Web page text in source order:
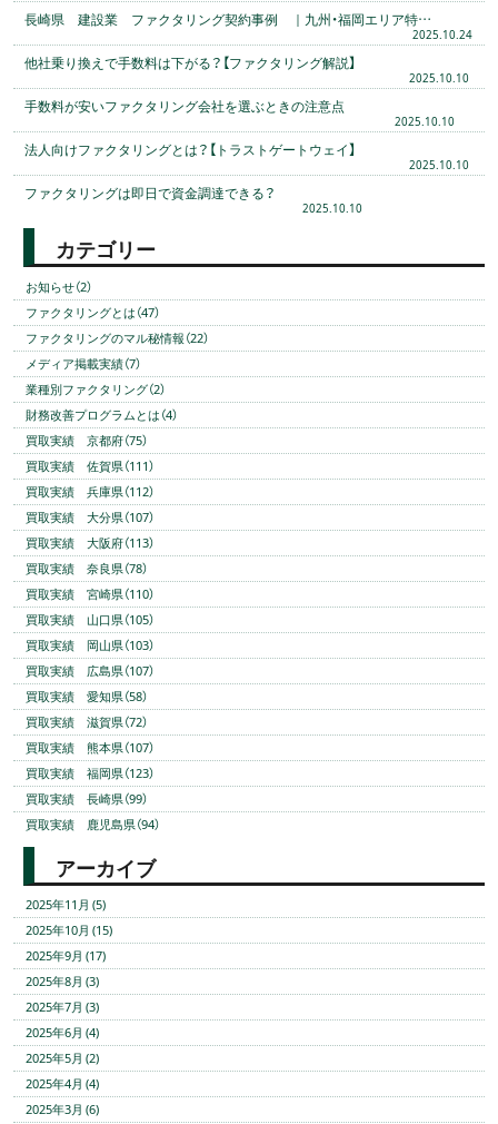
長崎県 建設業 ファクタリング契約事例 ｜九州・福岡エリア特…
2025.10.24
他社乗り換えで手数料は下がる？【ファクタリング解説】
2025.10.10
手数料が安いファクタリング会社を選ぶときの注意点
2025.10.10
法人向けファクタリングとは？【トラストゲートウェイ】
2025.10.10
ファクタリングは即日で資金調達できる？
2025.10.10
カテゴリー
お知らせ（2）
ファクタリングとは（47）
ファクタリングのマル秘情報（22）
メディア掲載実績（7）
業種別ファクタリング（2）
財務改善プログラムとは（4）
買取実績 京都府（75）
買取実績 佐賀県（111）
買取実績 兵庫県（112）
買取実績 大分県（107）
買取実績 大阪府（113）
買取実績 奈良県（78）
買取実績 宮崎県（110）
買取実績 山口県（105）
買取実績 岡山県（103）
買取実績 広島県（107）
買取実績 愛知県（58）
買取実績 滋賀県（72）
買取実績 熊本県（107）
買取実績 福岡県（123）
買取実績 長崎県（99）
買取実績 鹿児島県（94）
アーカイブ
2025年11月 (5)
2025年10月 (15)
2025年9月 (17)
2025年8月 (3)
2025年7月 (3)
2025年6月 (4)
2025年5月 (2)
2025年4月 (4)
2025年3月 (6)